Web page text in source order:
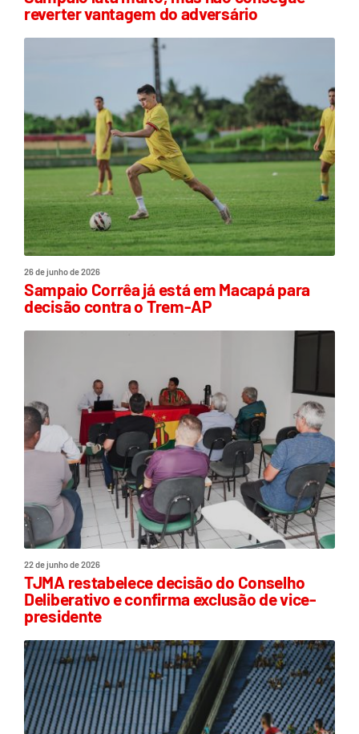
reverter vantagem do adversário
26 de junho de 2026
Sampaio Corrêa já está em Macapá para
decisão contra o Trem-AP
22 de junho de 2026
TJMA restabelece decisão do Conselho
Deliberativo e confirma exclusão de vice-
presidente